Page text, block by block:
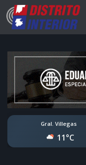
Gral. Villegas
11°C